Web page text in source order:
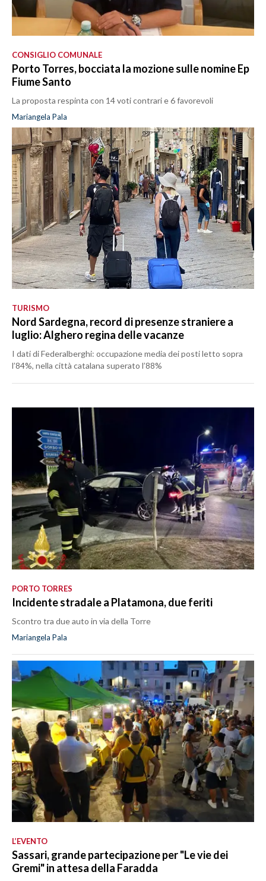
CONSIGLIO COMUNALE
Porto Torres, bocciata la mozione sulle nomine Ep
Fiume Santo
La proposta respinta con 14 voti contrari e 6 favorevoli
Mariangela Pala
TURISMO
Nord Sardegna, record di presenze straniere a
luglio: Alghero regina delle vacanze
I dati di Federalberghi: occupazione media dei posti letto sopra
l’84%, nella città catalana superato l’88%
PORTO TORRES
Incidente stradale a Platamona, due feriti
Scontro tra due auto in via della Torre
Mariangela Pala
L’EVENTO
Sassari, grande partecipazione per "Le vie dei
Gremi" in attesa della Faradda